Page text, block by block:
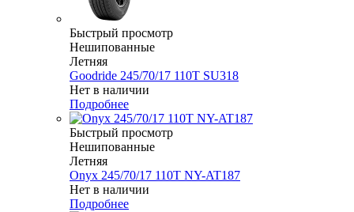
Быстрый просмотр
Нешипованные
Летняя
Goodride 245/70/17 110T SU318
Нет в наличии
Подробнее
Быстрый просмотр
Нешипованные
Летняя
Onyx 245/70/17 110T NY-AT187
Нет в наличии
Подробнее